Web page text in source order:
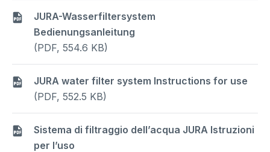
JURA-Wasserfiltersystem
Bedienungsanleitung
(PDF, 554.6 KB)
JURA water filter system Instructions for use
(PDF, 552.5 KB)
Sistema di filtraggio dell’acqua JURA Istruzioni
per l’uso